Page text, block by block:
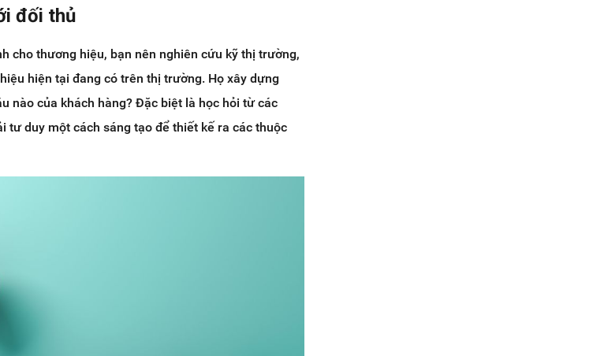
đối thủ
cho thương hiệu, bạn nên nghiên cứu kỹ thị trường,
hiện tại đang có trên thị trường. Họ xây dựng
nào của khách hàng? Đặc biệt là học hỏi từ các
tư duy một cách sáng tạo để thiết kế ra các thuộc